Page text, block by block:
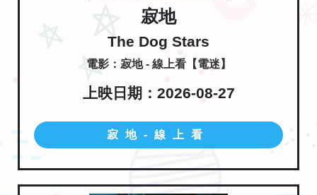
寂地
The Dog Stars
電影：寂地 - 線上看【電迷】
上映日期：2026-08-27
寂地-線上看